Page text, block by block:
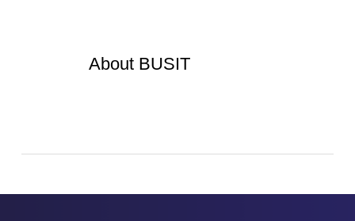
AboutBUSIT